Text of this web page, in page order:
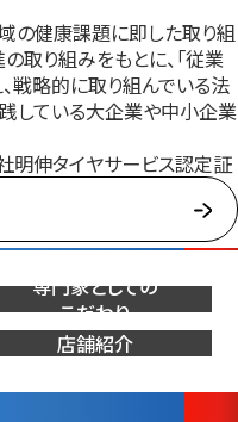
の健康課題に即した取り組
り組みをもとに、「従業
戦略的に取り組んでいる法
している大企業や中小企業
専門家としての
こだわり
店舗紹介